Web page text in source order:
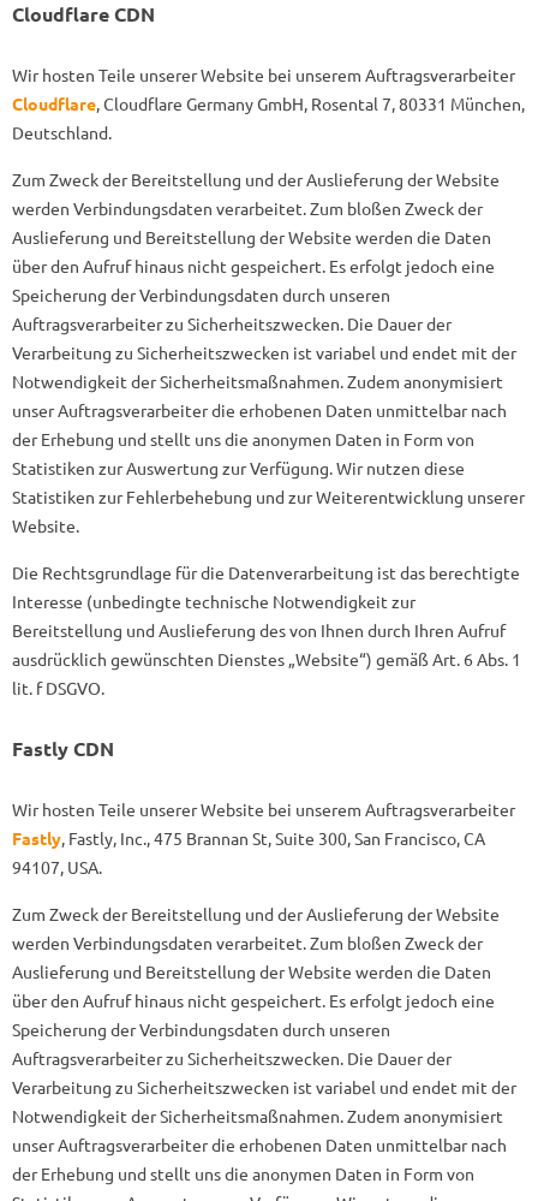
Cloudflare CDN
Wir hosten Teile unserer Website bei unserem Auftragsverarbeiter
Cloudflare, Cloudflare Germany GmbH, Rosental 7, 80331 München,
Deutschland.
Zum Zweck der Bereitstellung und der Auslieferung der Website
werden Verbindungsdaten verarbeitet. Zum bloßen Zweck der
Auslieferung und Bereitstellung der Website werden die Daten
über den Aufruf hinaus nicht gespeichert. Es erfolgt jedoch eine
Speicherung der Verbindungsdaten durch unseren
Auftragsverarbeiter zu Sicherheitszwecken. Die Dauer der
Verarbeitung zu Sicherheitszwecken ist variabel und endet mit der
Notwendigkeit der Sicherheitsmaßnahmen. Zudem anonymisiert
unser Auftragsverarbeiter die erhobenen Daten unmittelbar nach
der Erhebung und stellt uns die anonymen Daten in Form von
Statistiken zur Auswertung zur Verfügung. Wir nutzen diese
Statistiken zur Fehlerbehebung und zur Weiterentwicklung unserer
Website.
Die Rechtsgrundlage für die Datenverarbeitung ist das berechtigte
Interesse (unbedingte technische Notwendigkeit zur
Bereitstellung und Auslieferung des von Ihnen durch Ihren Aufruf
ausdrücklich gewünschten Dienstes „Website“) gemäß Art. 6 Abs. 1
lit. f DSGVO.
Fastly CDN
Wir hosten Teile unserer Website bei unserem Auftragsverarbeiter
Fastly, Fastly, Inc., 475 Brannan St, Suite 300, San Francisco, CA
94107, USA.
Zum Zweck der Bereitstellung und der Auslieferung der Website
werden Verbindungsdaten verarbeitet. Zum bloßen Zweck der
Auslieferung und Bereitstellung der Website werden die Daten
über den Aufruf hinaus nicht gespeichert. Es erfolgt jedoch eine
Speicherung der Verbindungsdaten durch unseren
Auftragsverarbeiter zu Sicherheitszwecken. Die Dauer der
Verarbeitung zu Sicherheitszwecken ist variabel und endet mit der
Notwendigkeit der Sicherheitsmaßnahmen. Zudem anonymisiert
unser Auftragsverarbeiter die erhobenen Daten unmittelbar nach
der Erhebung und stellt uns die anonymen Daten in Form von